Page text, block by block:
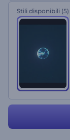
l'atmosfera perfetta
Stili disponibili (5)